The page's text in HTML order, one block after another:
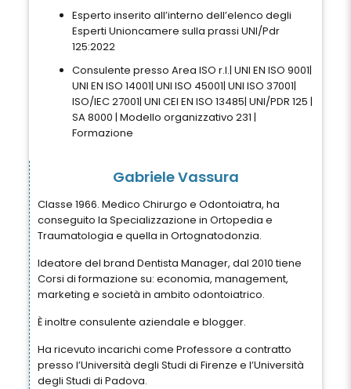
Esperto inserito all’interno dell’elenco degli
Esperti Unioncamere sulla prassi UNI/Pdr
125:2022
Consulente presso Area ISO r.l.| UNI EN ISO 9001|
UNI EN ISO 14001| UNI ISO 45001| UNI ISO 37001|
ISO/IEC 27001| UNI CEI EN ISO 13485| UNI/PDR 125 |
SA 8000 | Modello organizzativo 231 |
Formazione
Gabriele Vassura
Classe 1966. Medico Chirurgo e Odontoiatra, ha
conseguito la Specializzazione in Ortopedia e
Traumatologia e quella in Ortognatodonzia.
Ideatore del brand Dentista Manager, dal 2010 tiene
Corsi di formazione su: economia, management,
marketing e società in ambito odontoiatrico.
È inoltre consulente aziendale e blogger.
Ha ricevuto incarichi come Professore a contratto
presso l’Università degli Studi di Firenze e l’Università
degli Studi di Padova.